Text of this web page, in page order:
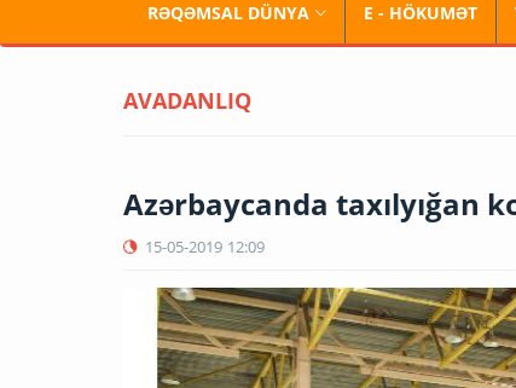
RƏQƏMSAL DÜNYA E - HÖKUMƏT
AVADANLIQ
Azərbaycanda taxılyığan
15-05-2019 12:09